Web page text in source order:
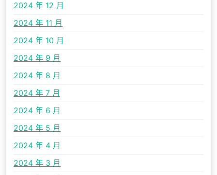
2024 年 12 月
2024 年 11 月
2024 年 10 月
2024 年 9 月
2024 年 8 月
2024 年 7 月
2024 年 6 月
2024 年 5 月
2024 年 4 月
2024 年 3 月